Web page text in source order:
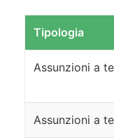
Tipologia
Assunzioni a
Assunzioni a